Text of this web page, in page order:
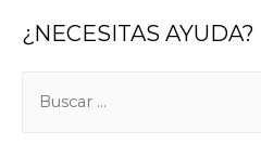
¿NECESITAS AYUDA?